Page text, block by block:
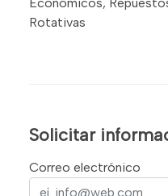
Rotativas
Solicitar
Correo electrónico